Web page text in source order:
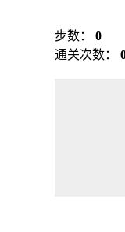
步数： 0
通关次数：